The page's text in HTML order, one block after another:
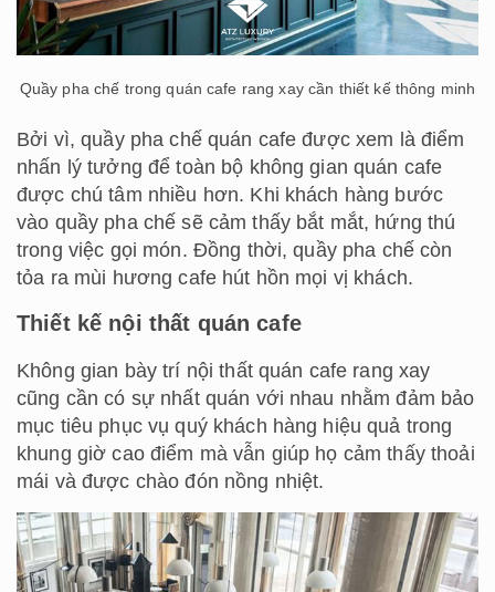
Quầy pha chế trong quán cafe rang xay cần thiết kế thông minh
Bởi vì, quầy pha chế quán cafe được xem là điểm
nhấn lý tưởng để toàn bộ không gian quán cafe
được chú tâm nhiều hơn. Khi khách hàng bước
vào quầy pha chế sẽ cảm thấy bắt mắt, hứng thú
trong việc gọi món. Đồng thời, quầy pha chế còn
tỏa ra mùi hương cafe hút hồn mọi vị khách.
Thiết kế nội thất quán cafe
Không gian bày trí nội thất quán cafe rang xay
cũng cần có sự nhất quán với nhau nhằm đảm bảo
mục tiêu phục vụ quý khách hàng hiệu quả trong
khung giờ cao điểm mà vẫn giúp họ cảm thấy thoải
mái và được chào đón nồng nhiệt.